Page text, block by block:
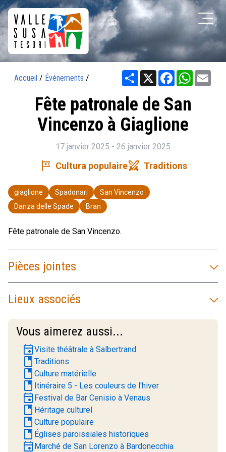
Accueil / Événements / Share X Facebook
Fête patronale de San
Vincenzo à Giaglione
17 janvier 2025 - 26 janvier 2025
tour Cultura populaireswords Traditions
giaglione Spadonari
San Vincenzo
Danza delle Spade
Bran
Fête patronale de San Vincenzo.
Pièces jointes
Lieux associés
Vous aimerez aussi...
eventVisite théâtrale à Salbertrand
book Traditions
book Culture matérielle
book Itinéraire 5 - Les couleurs de l'hiver
event Festival de Bar Cenisio à Venaus
book Héritage culturel
book Culture populaire
book Églises paroissiales historiques
event Marché de San Lorenzo à Bardonecchia